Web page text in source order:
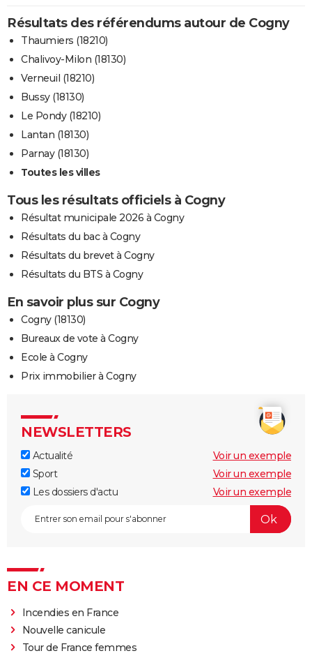
Résultats des référendums autour de Cogny
Thaumiers (18210)
Chalivoy-Milon (18130)
Verneuil (18210)
Bussy (18130)
Le Pondy (18210)
Lantan (18130)
Parnay (18130)
Toutes les villes
Tous les résultats officiels à Cogny
Résultat municipale 2026 à Cogny
Résultats du bac à Cogny
Résultats du brevet à Cogny
Résultats du BTS à Cogny
En savoir plus sur Cogny
Cogny (18130)
Bureaux de vote à Cogny
Ecole à Cogny
Prix immobilier à Cogny
NEWSLETTERS
Actualité
Voir un exemple
Sport
Voir un exemple
Les dossiers d'actu
Voir un exemple
EN CE MOMENT
Incendies en France
Nouvelle canicule
Tour de France femmes